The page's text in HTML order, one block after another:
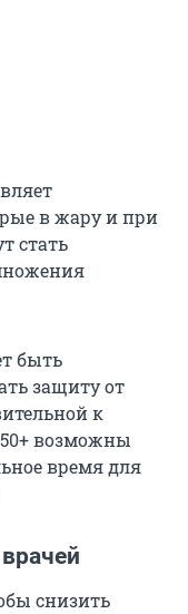
в жару и при
стать
быть
защиту от
к
50+ возможны
время для
снизить